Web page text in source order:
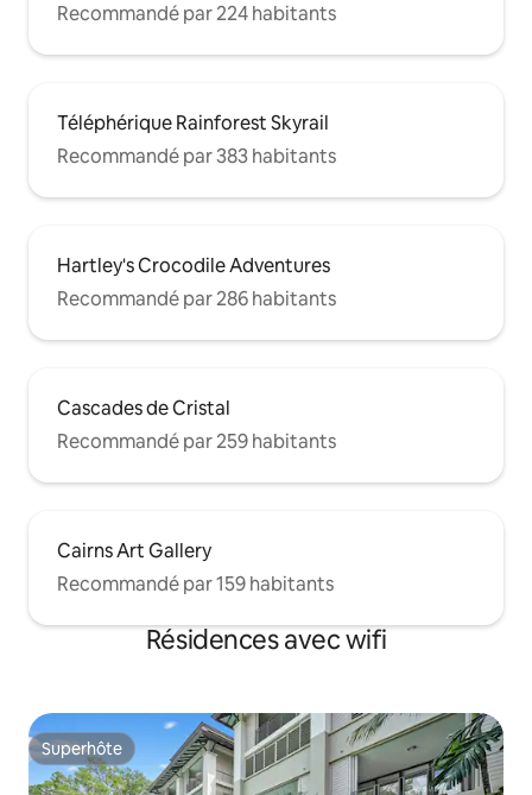
Recommandé par 224 habitants
Téléphérique Rainforest Skyrail
Recommandé par 383 habitants
Hartley's Crocodile Adventures
Recommandé par 286 habitants
Cascades de Cristal
Recommandé par 259 habitants
Cairns Art Gallery
Recommandé par 159 habitants
Résidences avec wifi
Superhôte
Superhôte